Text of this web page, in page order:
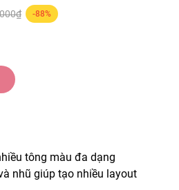
-88%
tông màu đa dạng
nhũ giúp tạo nhiều layout